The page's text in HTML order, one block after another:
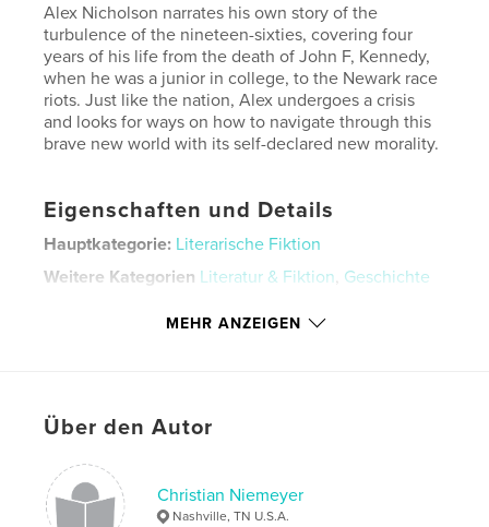
Alex Nicholson narrates his own story of the
turbulence of the nineteen-sixties, covering four
years of his life from the death of John F, Kennedy,
when he was a junior in college, to the Newark race
riots. Just like the nation, Alex undergoes a crisis
and looks for ways on how to navigate through this
brave new world with its self-declared new morality.
Eigenschaften und Details
Hauptkategorie: Literarische Fiktion
Weitere Kategorien Literatur & Fiktion, Geschichte
428
Veröffentlichungsdatum:
Schlüsselwörter
Historical Fiction , Social Analysis
MEHR ANZEIGEN
Über den Autor
Christian Niemeyer
Nashville, TN U.S.A.